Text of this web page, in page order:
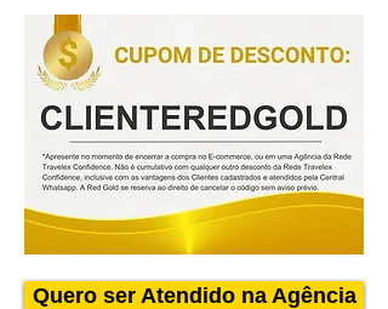
Quero ser Atendido na Agência